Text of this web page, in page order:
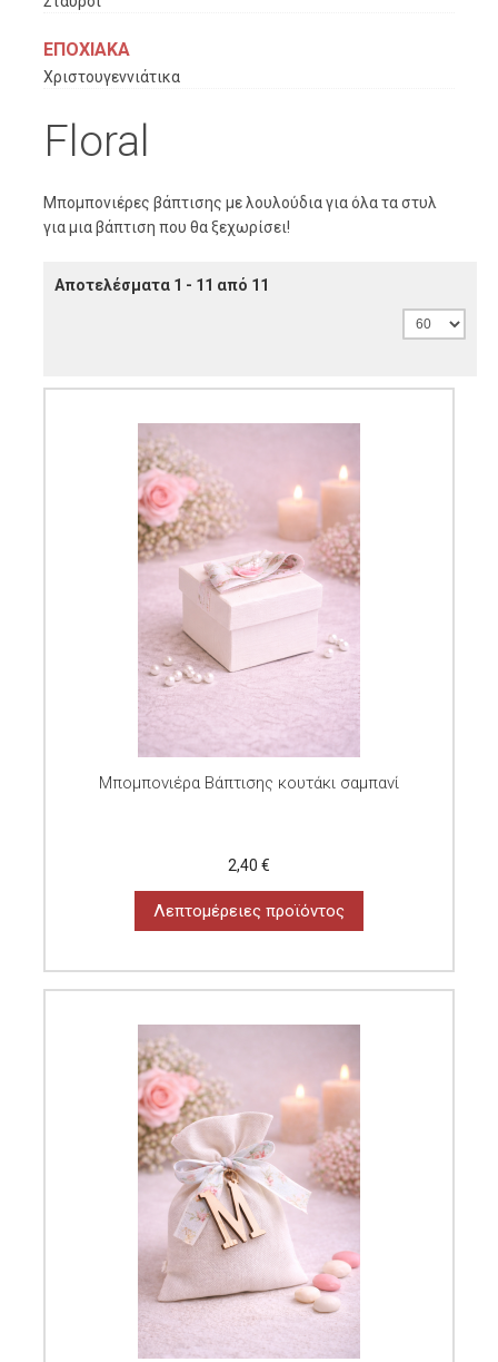
ΕΠΟΧΙΑΚΑ
Χριστουγεννιάτικα
Floral
Μπομπονιέρες βάπτισης με λουλούδια για όλα τα στυλ
για μια βάπτιση που θα ξεχωρίσει!
Αποτελέσματα 1 - 11 από 11
Μπομπονιέρα Βάπτισης κουτάκι σαμπανί
2,40 €
Λεπτομέρειες προϊόντος